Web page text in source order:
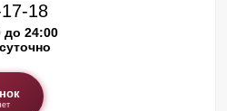
18
до 24:00